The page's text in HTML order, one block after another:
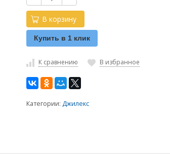
В корзину
Купить в 1 клик
К сравнению В избранное
Категории:Джилекс